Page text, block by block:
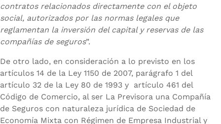
contratos relacionados directamente con el objeto
social, autorizados por las normas legales que
reglamentan la inversión del capital y reservas de las
compañías de seguros”.
De otro lado, en consideración a lo previsto en los
artículos 14 de la Ley 1150 de 2007, parágrafo 1 del
artículo 32 de la Ley 80 de 1993 y artículo 461 del
Código de Comercio, al ser La Previsora una Compañía
de Seguros con naturaleza jurídica de Sociedad de
Economía Mixta con Régimen de Empresa Industrial y